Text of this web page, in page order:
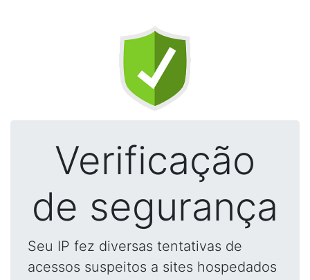
Verificação
de segurança
Seu IP fez diversas tentativas de
acessos suspeitos a sites hospedados